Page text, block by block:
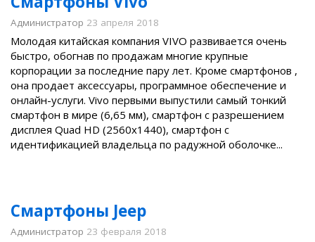
Администратор 23 апреля 2018
Молодая китайская компания VIVO развивается очень
быстро, обогнав по продажам многие крупные
корпорации за последние пару лет. Кроме смартфонов ,
она продает аксессуары, программное обеспечение и
онлайн-услуги. Vivo первыми выпустили самый тонкий
смартфон в мире (6,65 мм), смартфон с разрешением
дисплея Quad HD (2560х1440), смартфон с
идентификацией владельца по радужной оболочке...
Смартфоны Jeep
Администратор 23 февраля 2018